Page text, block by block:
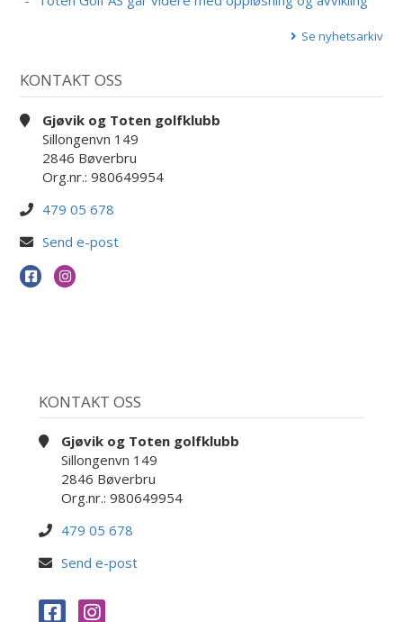
Se nyhetsarkiv
KONTAKT OSS
Gjøvik og Toten golfklubb
Sillongenvn 149
2846 Bøverbru
Org.nr.: 980649954
479 05 678
Send e-post
KONTAKT OSS
Gjøvik og Toten golfklubb
Sillongenvn 149
2846 Bøverbru
Org.nr.: 980649954
479 05 678
Send e-post